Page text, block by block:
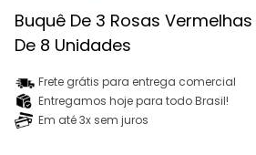
Buquê De 3 Rosas
De 8 Unidades
Frete grátis para entrega comercial
Entregamos hoje para todo Brasil!
Em até 3x sem juros